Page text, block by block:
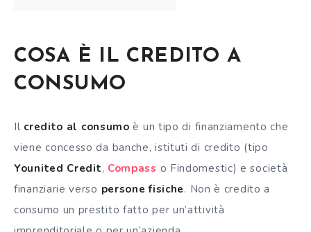
COSA È IL CREDITO A
CONSUMO
Il credito al consumo è un tipo di finanziamento che
viene concesso da banche, istituti di credito (tipo
Younited Credit, Compass o Findomestic) e società
finanziarie verso persone fisiche. Non è credito a
consumo un prestito fatto per un’attività